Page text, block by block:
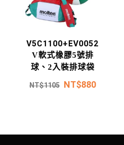
V5C1100+EV0052
V軟式橡膠5號排
球、2入裝排球袋
NT$1105 NT$880